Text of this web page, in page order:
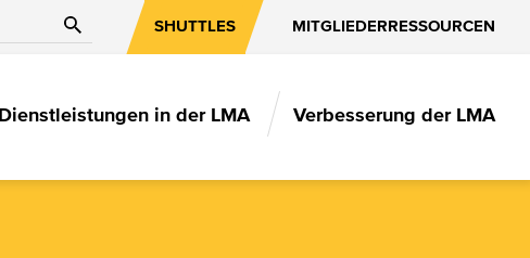
SHUTTLES MITGLIEDERRESSOURCEN
Dienstleistungen in der LMA Verbesserung der LMA